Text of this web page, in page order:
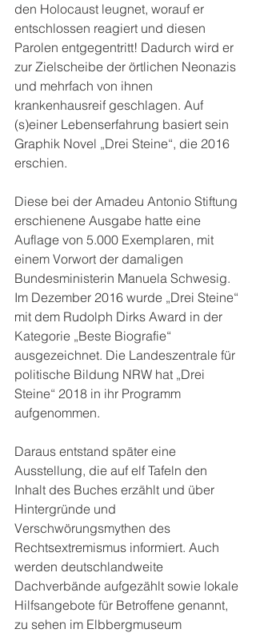
den Holocaust leugnet, worauf er
entschlossen reagiert und diesen
Parolen entgegentritt! Dadurch wird er
zur Zielscheibe der örtlichen Neonazis
und mehrfach von ihnen
krankenhausreif geschlagen. Auf
(s)einer Lebenserfahrung basiert sein
Graphik Novel „Drei Steine“, die 2016
erschien.
Diese bei der Amadeu Antonio Stiftung
erschienene Ausgabe hatte eine
Auflage von 5.000 Exemplaren, mit
einem Vorwort der damaligen
Bundesministerin Manuela Schwesig.
Im Dezember 2016 wurde „Drei Steine“
mit dem Rudolph Dirks Award in der
Kategorie „Beste Biografie“
ausgezeichnet. Die Landeszentrale für
politische Bildung NRW hat „Drei
Steine“ 2018 in ihr Programm
aufgenommen.
Daraus entstand später eine
Ausstellung, die auf elf Tafeln den
Inhalt des Buches erzählt und über
Hintergründe und
Verschwörungsmythen des
Rechtsextremismus informiert. Auch
werden deutschlandweite
Dachverbände aufgezählt sowie lokale
Hilfsangebote für Betroffene genannt,
zu sehen im Elbbergmuseum